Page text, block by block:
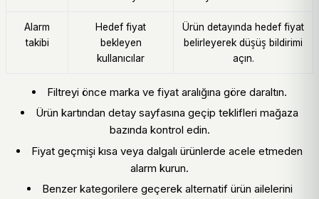
Alarm
takibi
Hedef fiyat
bekleyen
kullanıcılar
Ürün detayında hedef fiyat
belirleyerek düşüş bildirimi
açın.
Filtreyi önce marka ve fiyat aralığına göre daraltın.
Ürün kartından detay sayfasına geçip teklifleri mağaza
bazında kontrol edin.
Fiyat geçmişi kısa veya dalgalı ürünlerde acele etmeden
alarm kurun.
Benzer kategorilere geçerek alternatif ürün ailelerini